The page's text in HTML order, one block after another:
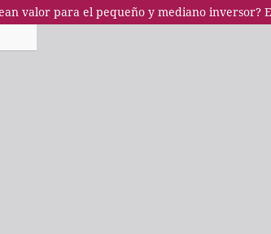
valor para el pequeño y mediano inversor?